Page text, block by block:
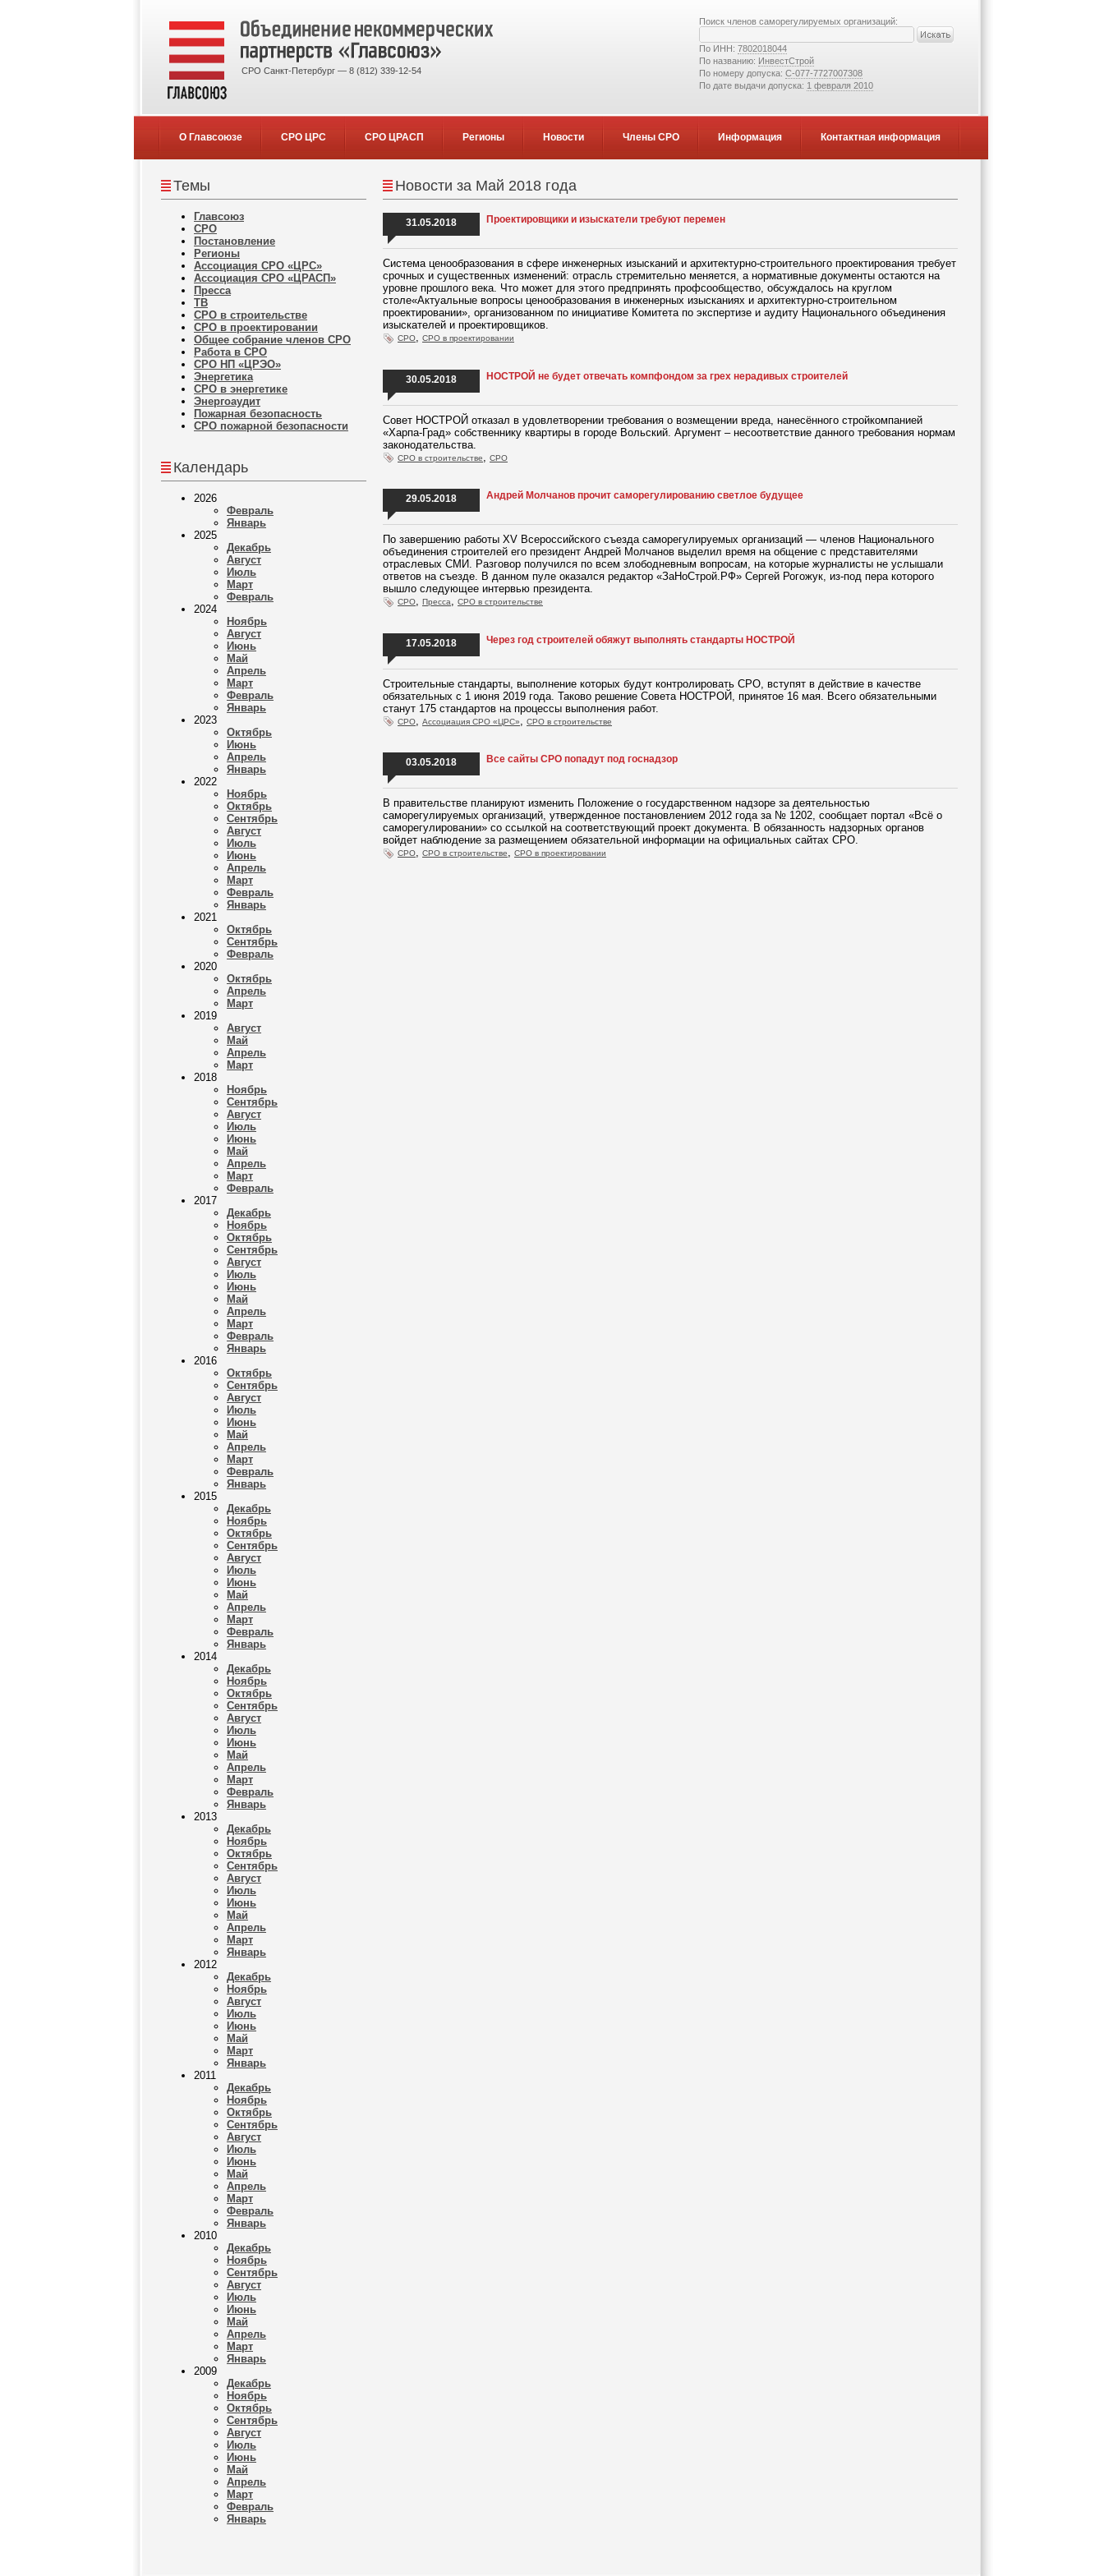
СРО Санкт-Петербург — 8 (812) 339-12-54
Поиск членов саморегулируемых организаций:
По ИНН: 7802018044
По названию: ИнвестСтрой
По номеру допуска: С-077-7727007308
По дате выдачи допуска: 1 февраля 2010
О Главсоюзе СРО ЦРС СРО ЦРАСП Регионы Новости Члены СРО Информация Контактная информация
Темы
Главсоюз
СРО
Постановление
Регионы
Ассоциация СРО «ЦРС»
Ассоциация СРО «ЦРАСП»
Пресса
ТВ
СРО в строительстве
СРО в проектировании
Общее собрание членов СРО
Работа в СРО
СРО НП «ЦРЭО»
Энергетика
СРО в энергетике
Энергоаудит
Пожарная безопасность
СРО пожарной безопасности
Календарь
2026
Февраль
Январь
2025
Декабрь
Август
Июль
Март
Февраль
2024
Ноябрь
Август
Июнь
Май
Апрель
Март
Февраль
Январь
2023
Октябрь
Июнь
Апрель
Январь
2022
Ноябрь
Октябрь
Сентябрь
Август
Июль
Июнь
Апрель
Март
Февраль
Январь
2021
Октябрь
Сентябрь
Февраль
2020
Октябрь
Апрель
Март
2019
Август
Май
Апрель
Март
2018
Ноябрь
Сентябрь
Август
Июль
Июнь
Май
Апрель
Март
Февраль
2017
Декабрь
Ноябрь
Октябрь
Сентябрь
Август
Июль
Июнь
Май
Апрель
Март
Февраль
Январь
2016
Октябрь
Сентябрь
Август
Июль
Июнь
Май
Апрель
Март
Февраль
Январь
2015
Декабрь
Ноябрь
Октябрь
Сентябрь
Август
Июль
Июнь
Май
Апрель
Март
Февраль
Январь
2014
Декабрь
Ноябрь
Октябрь
Сентябрь
Август
Июль
Июнь
Май
Апрель
Март
Февраль
Январь
2013
Декабрь
Ноябрь
Октябрь
Сентябрь
Август
Июль
Июнь
Май
Апрель
Март
Январь
2012
Декабрь
Ноябрь
Август
Июль
Июнь
Май
Март
Январь
2011
Декабрь
Ноябрь
Октябрь
Сентябрь
Август
Июль
Июнь
Май
Апрель
Март
Февраль
Январь
2010
Декабрь
Ноябрь
Сентябрь
Август
Июль
Июнь
Май
Апрель
Март
Январь
2009
Декабрь
Ноябрь
Октябрь
Сентябрь
Август
Июль
Июнь
Май
Апрель
Март
Февраль
Январь
Новости за Май 2018 года
31.05.2018 Проектировщики и изыскатели требуют перемен
Система ценообразования в сфере инженерных изысканий и архитектурно-строительного проектирования требует
срочных и существенных изменений: отрасль стремительно меняется, а нормативные документы остаются на
уровне прошлого века. Что может для этого предпринять профсообщество, обсуждалось на круглом
столе«Актуальные вопросы ценообразования в инженерных изысканиях и архитектурно-строительном
проектировании», организованном по инициативе Комитета по экспертизе и аудиту Национального объединения
изыскателей и проектировщиков.
СРО, СРО в проектировании
30.05.2018 НОСТРОЙ не будет отвечать компфондом за грех нерадивых строителей
Совет НОСТРОЙ отказал в удовлетворении требования о возмещении вреда, нанесённого стройкомпанией
«Харпа-Град» собственнику квартиры в городе Вольский. Аргумент – несоответствие данного требования нормам
законодательства.
СРО в строительстве СРО
29.05.2018 Андрей Молчанов прочит саморегулированию светлое будущее
По завершению работы XV Всероссийского съезда саморегулируемых организаций — членов Национального
объединения строителей его президент Андрей Молчанов выделил время на общение с представителями
отраслевых СМИ. Разговор получился по всем злободневным вопросам, на которые журналисты не услышали
ответов на съезде. В данном пуле оказался редактор «ЗаНоСтрой.РФ» Сергей Рогожук, из-под пера которого
вышло следующее интервью президента.
СРО, Пресса, СРО в строительстве
17.05.2018 Через год строителей обяжут выполнять стандарты НОСТРОЙ
Строительные стандарты, выполнение которых будут контролировать СРО, вступят в действие в качестве
обязательных с 1 июня 2019 года. Таково решение Совета НОСТРОЙ, принятое 16 мая. Всего обязательными
станут 175 стандартов на процессы выполнения работ.
СРО Ассоциация СРО «ЦРС» СРО в строительстве
03.05.2018 Все сайты СРО попадут под госнадзор
В правительстве планируют изменить Положение о государственном надзоре за деятельностью
саморегулируемых организаций, утвержденное постановлением 2012 года за № 1202, сообщает портал «Всё о
саморегулировании» со ссылкой на соответствующий проект документа. В обязанность надзорных органов
войдет наблюдение за размещением обязательной информации на официальных сайтах СРО.
СРО, СРО в строительстве, СРО в проектировании